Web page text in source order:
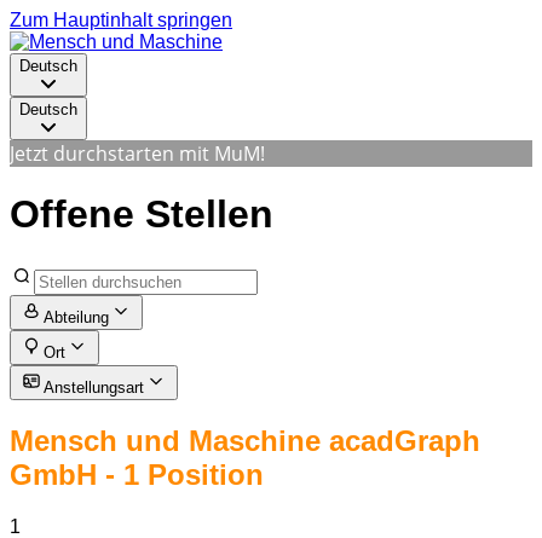
Zum Hauptinhalt springen
Deutsch
Deutsch
Jetzt durchstarten mit MuM!
Offene Stellen
Abteilung
Ort
Anstellungsart
Mensch und Maschine acadGraph
GmbH - 1 Position
1